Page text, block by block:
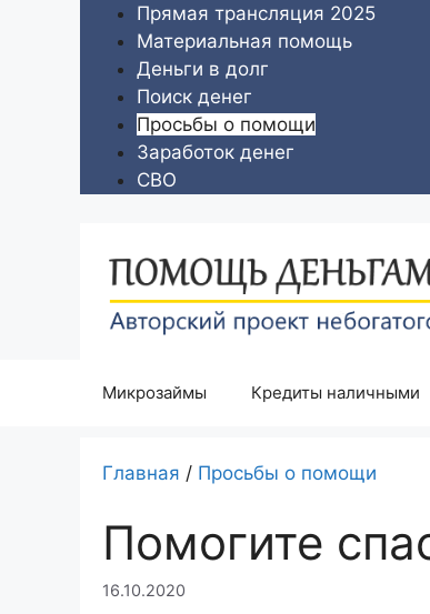
содержимому
Прямая трансляция 2025
Материальная помощь
Деньги в долг
Поиск денег
Просьбы о помощи
Заработок денег
СВО
Микрозаймы Кредиты наличными
Главная / Просьбы о помощи
Помогите
16.10.2020